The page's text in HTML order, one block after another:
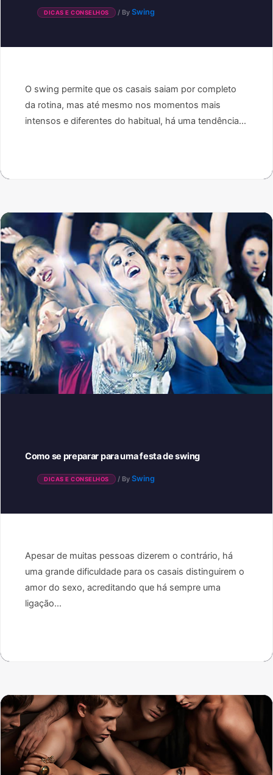
DICAS E CONSELHOS / By Swing
O swing permite que os casais saiam por completo
da rotina, mas até mesmo nos momentos mais
intensos e diferentes do habitual, há uma tendência...
Como se preparar para uma festa de swing
DICAS E CONSELHOS / By Swing
Apesar de muitas pessoas dizerem o contrário, há
uma grande dificuldade para os casais distinguirem o
amor do sexo, acreditando que há sempre uma
ligação...